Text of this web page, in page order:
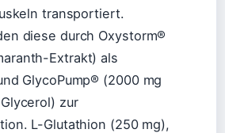
transportiert.
diese durch Oxystorm®
Extrakt) als
GlycoPump® (2000 mg
zur
L-Glutathion (250 mg),